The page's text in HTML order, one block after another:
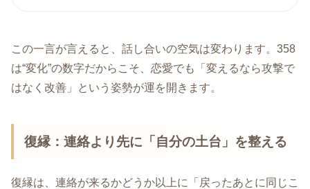
この一言が言えると、話し合いの空気は変わります。358
は“変化”の数字だからこそ、恋愛でも「変えるなら攻撃で
はなく改善」という姿勢が運を開きます。
復縁：連絡より先に「自分の土台」を整える
復縁は、連絡が来るかどうか以上に「戻ったあとに同じこ